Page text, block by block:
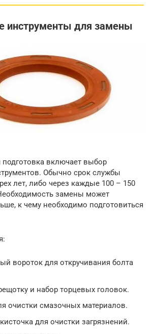
инструменты для замены
подготовка включает выбор
Обычно срок службы
лет, либо через каждые 100 – 150
замены может
к чему необходимо подготовиться
вороток для откручивания болта
и набор торцевых головок.
очистки смазочных материалов.
для очистки загрязнений.